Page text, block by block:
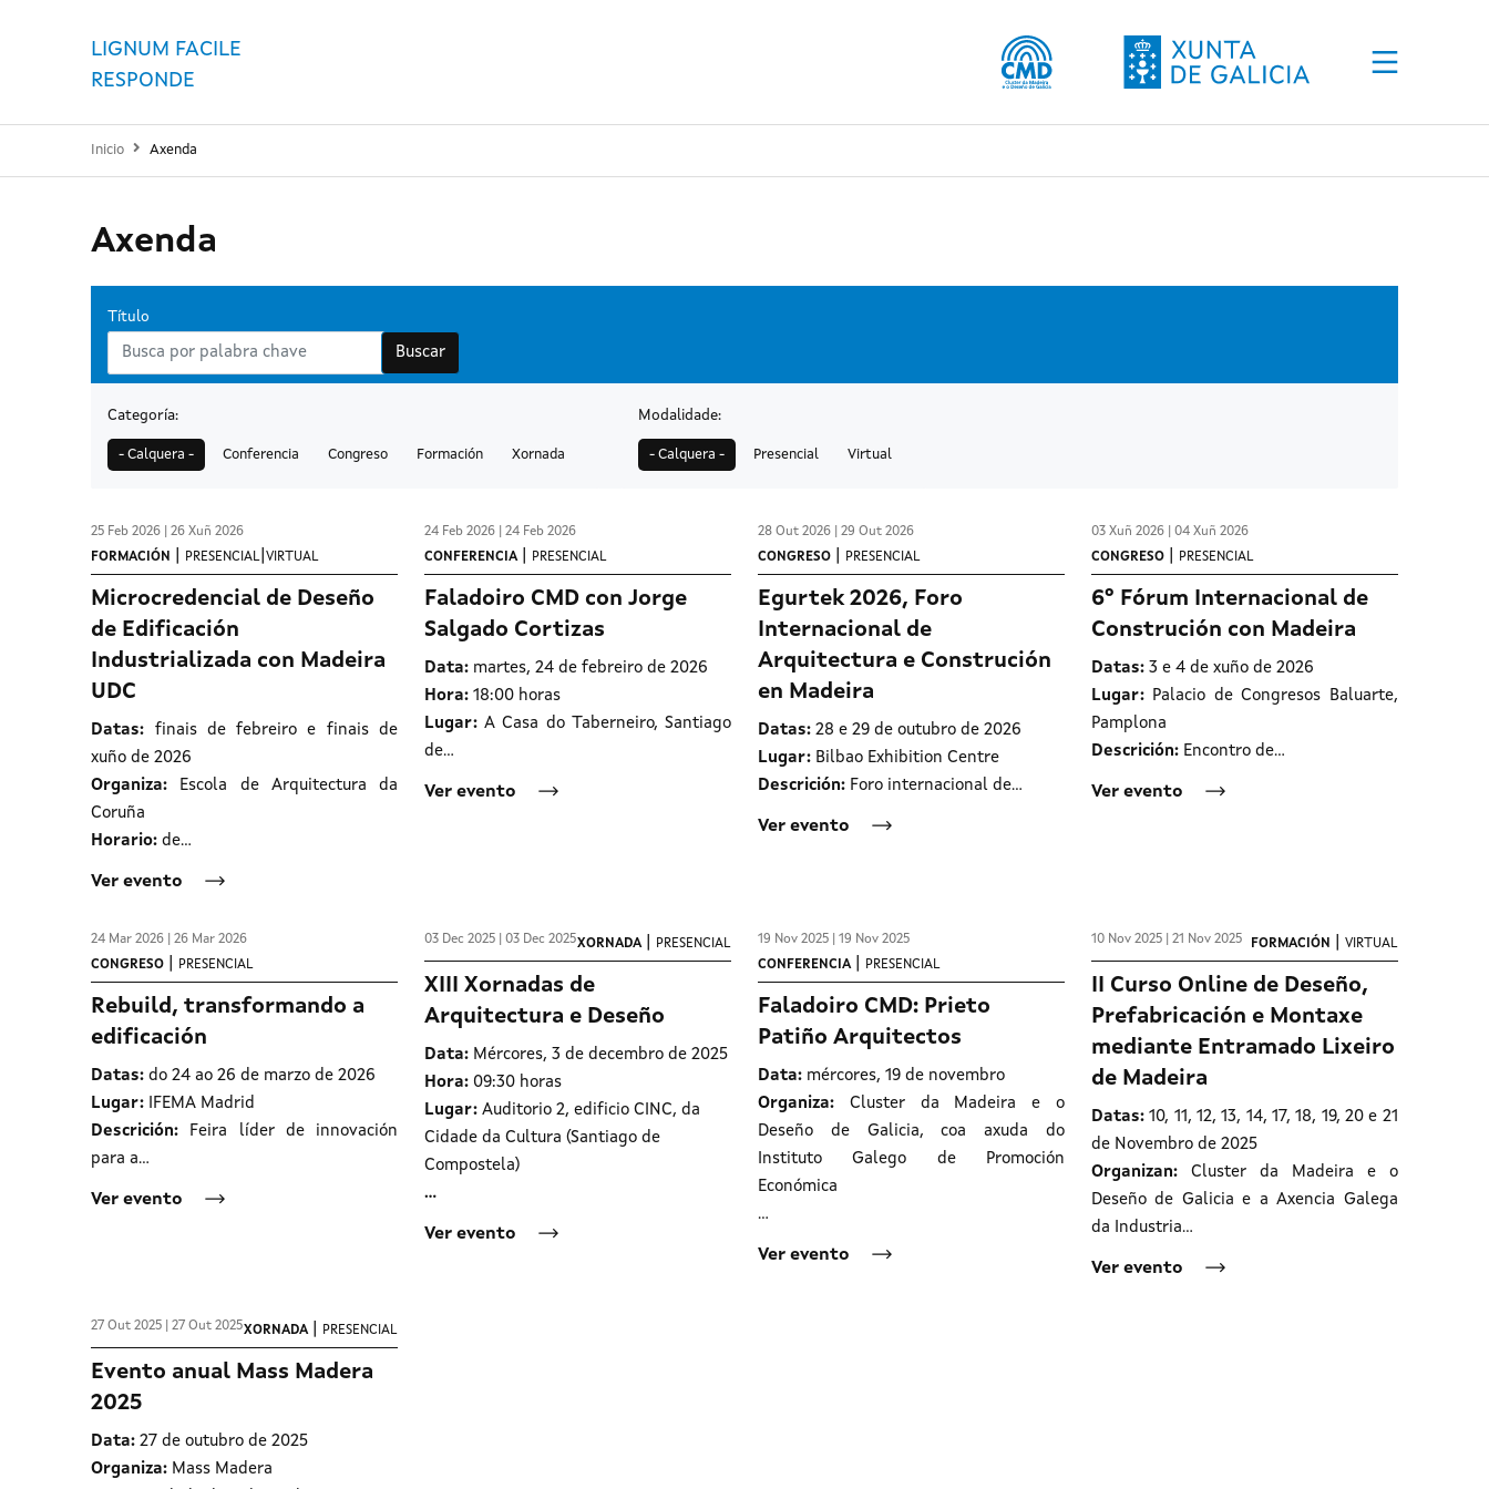
LIGNUM FACILE
RESPONDE
Inicio Axenda
Axenda
Título
Categoría:
- Calquera - Conferencia Congreso Formación Xornada
Modalidade:
- Calquera - Presencial Virtual
Buscar
25 Feb 2026 | 26 Xuñ 2026
FORMACIÓN
PRESENCIAL |VIRTUAL
Microcredencial de Deseño
de Edificación
Industrializada con Madeira
UDC
Datas: finais de febreiro e finais de
xuño de 2026
Organiza: Escola de Arquitectura da
Coruña
Horario:de…
Ver evento
24 Feb 2026 | 24 Feb 2026
CONFERENCIA| PRESENCIAL
Faladoiro CMD con Jorge
Salgado Cortizas
Data: martes, 24 de febreiro de 2026
Hora:18:00 horas
Lugar:A Casa do Taberneiro, Santiago
de…
Ver evento
28 Out 2026 | 29 Out 2026
CONGRESO| PRESENCIAL
Egurtek 2026, Foro
Internacional de
Arquitectura e Construción
en Madeira
Datas: 28 e 29 de outubro de 2026
Lugar: Bilbao Exhibition Centre
Descrición:Foro internacional de…
Ver evento
03 Xuñ 2026 | 04 Xuñ 2026
CONGRESO| PRESENCIAL
6º Fórum Internacional de
Construción con Madeira
Datas:3 e 4 de xuño de 2026
Lugar: Palacio de Congresos Baluarte,
Pamplona
Descrición: Encontro de…
Ver evento
24 Mar 2026 | 26 Mar 2026
CONGRESO
PRESENCIAL
Rebuild, transformando a
edificación
Datas:do 24 ao 26 de marzo de 2026
Lugar:
IFEMA Madrid
Descrición:
Feira líder de innovación
para a…
Ver evento
03 Dec 2025 | 03 Dec 2025XORNADA| PRESENCIAL
XIII Xornadas de
Arquitectura e Deseño
Data: Mércores, 3 de decembro de 2025
Hora: 09:30 horas
Lugar: Auditorio 2, edificio CINC, da
Cidade da Cultura (Santiago de
Compostela)
…
Ver evento
19 Nov 2025 | 19 Nov 2025
CONFERENCIA| PRESENCIAL
Faladoiro CMD: Prieto
Patiño Arquitectos
Data:mércores, 19 de novembro
Organiza:Cluster da Madeira e o
Deseño de Galicia, coa axuda do
Instituto Galego de Promoción
Económica
…
Ver evento
10 Nov 2025 | 21 Nov 2025 FORMACIÓN VIRTUAL
II Curso Online de Deseño,
Prefabricación e Montaxe
mediante Entramado Lixeiro
de Madeira
Datas:10, 11, 12, 13, 14, 17, 18, 19, 20 e 21
de Novembro de 2025
Organizan: Cluster da Madeira e o
Deseño de Galicia e a Axencia Galega
da Industria…
Ver evento
27 Out 2025 | 27 Out 2025XORNADA| PRESENCIAL
Evento anual Mass Madera
2025
Data:27 de outubro de 2025
Organiza: Mass Madera